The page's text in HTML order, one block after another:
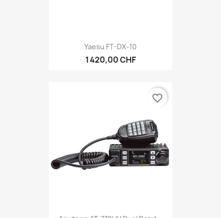
Yaesu FT-DX-10
1 420,00 CHF
favorite_border